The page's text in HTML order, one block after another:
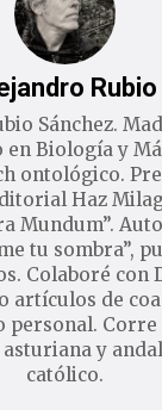
Rubio
Sánchez.
en Biología y
ontológico.
Haz
Mundum”.
tu sombra”,
Colaboré con
artículos de
personal.
y
católico.